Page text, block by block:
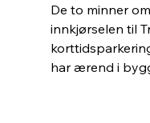
De to minner
innkjørselen til
har ærend i